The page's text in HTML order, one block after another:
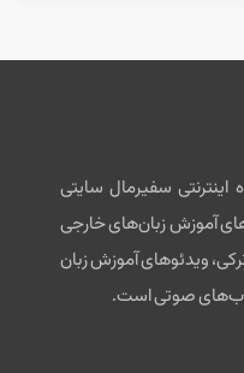
سفیرمال سایتی
آموزش زبان‌های خارجی
ویدئوهای آموزش زبان
صوتی است.